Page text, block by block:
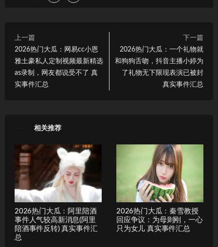
上一篇
2026热门大瓜：网易cc小恩
雅土豪私人定制视频最新精选
as录制，网友都说受不了 真
实事件汇总
下一篇
2026热门大瓜：一个礼物就
和狗狗舌吻，抖音主播小婷为
了礼物无下限现表演已被封
真实事件汇总
相关推荐
2026热门大瓜：阿里陪酒
事件人气较高新消息(阿里
陪酒事件反转) 真实事件汇
总
2026热门大瓜：秦雪教授
回应争议：为母则刚，一心
只为女儿 真实事件汇总